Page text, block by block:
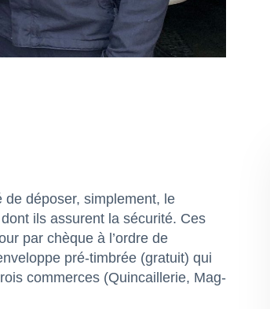
déposer, simplement, le
ils assurent la sécurité. Ces
par chèque à l’ordre de
pré-timbrée (gratuit) qui
commerces (Quincaillerie, Mag-